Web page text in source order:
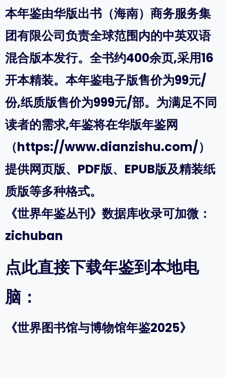
本年鉴由华版出书（海南）商务服务集
团有限公司负责全球范围内的中英双语
混合版本发行。全书约400余页,采用16
开本精装。本年鉴电子版售价为99元/
份,纸质版售价为999元/部。为满足不同
读者的需求,年鉴将在华版年鉴网
（https://www.dianzishu.com/）
提供网页版、PDF版、EPUB版及精装纸
质版等多种格式。
《世界年鉴丛刊》数据库收录可加微：
zichuban
点此直接下载年鉴到本地电
脑：
《世界图书馆与博物馆年鉴2025》